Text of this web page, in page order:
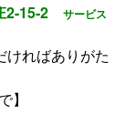
2-15-2
サービス
ればありがた